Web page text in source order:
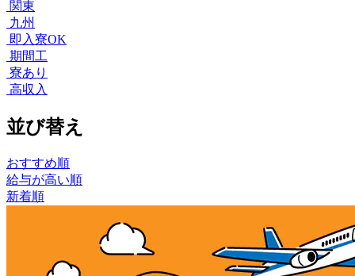
関東
九州
即入寮OK
期間工
寮あり
高収入
並び替え
おすすめ順
給与が高い順
新着順